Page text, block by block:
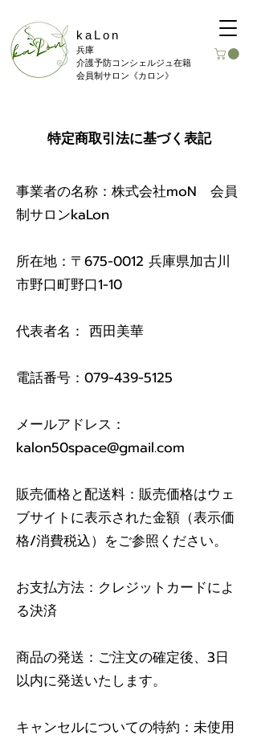
kaLon
​兵庫
介護予防コンシェルジュ在籍
会員制サロン《カロン》
特定商取引法に基づく表記
事業者の名称：株式会社moN 会員
制サロンkaLon
所在地：〒675-0012 兵庫県加古川
市野口町野口1−10
代表者名： 西田美華
電話番号：079-439-5125
メールアドレス：
kalon50space@gmail.com
販売価格と配送料：販売価格はウェ
ブサイトに表示された金額（表示価
格/消費税込）をご参照ください。
お支払方法：クレジットカードによ
る決済
商品の発送：ご注文の確定後、3日
以内に発送いたします。
キャンセルについての特約：未使用